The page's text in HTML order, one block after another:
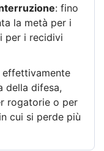
: fino
la metà per i
per i recidivi
effettivamente
della difesa,
rogatorie o per
cui si perde più